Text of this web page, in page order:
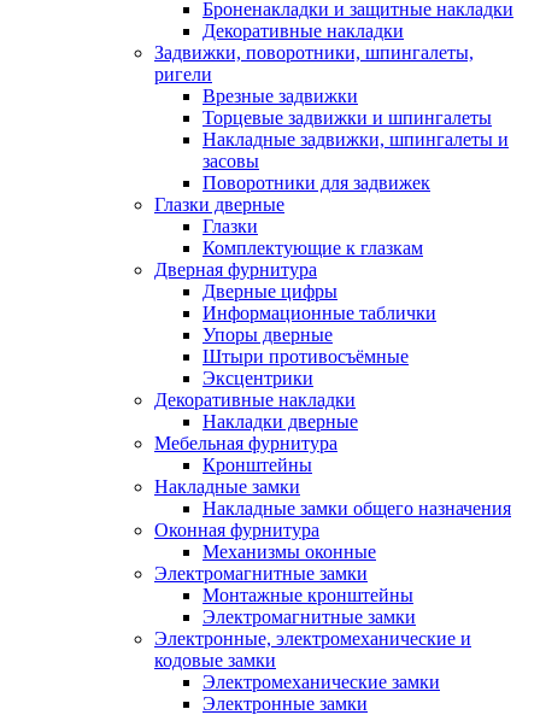
Броненакладки и защитные накладки
Декоративные накладки
Задвижки, поворотники, шпингалеты,
ригели
Врезные задвижки
Торцевые задвижки и шпингалеты
Накладные задвижки, шпингалеты и
засовы
Поворотники для задвижек
Глазки дверные
Глазки
Комплектующие к глазкам
Дверная фурнитура
Дверные цифры
Информационные таблички
Упоры дверные
Штыри противосъёмные
Эксцентрики
Декоративные накладки
Накладки дверные
Мебельная фурнитура
Кронштейны
Накладные замки
Накладные замки общего назначения
Оконная фурнитура
Механизмы оконные
Электромагнитные замки
Монтажные кронштейны
Электромагнитные замки
Электронные, электромеханические и
кодовые замки
Электромеханические замки
Электронные замки